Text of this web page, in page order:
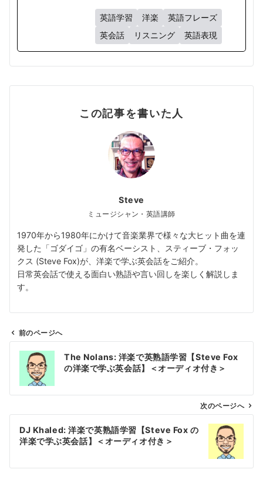
英語学習 洋楽
英語フレーズ
英会話
リスニング 英語表現
この記事を書いた人
Steve
ミュージシャン・英語講師
1970年から1980年にかけて音楽業界で様々な大ヒット曲を連
発した「ゴダイゴ」の有名ベーシスト、スティーブ・フォッ
クス (Steve Fox)が、洋楽で学ぶ英会話をご紹介。
日常英会話で使える面白い熟語や言い回しを楽しく解説しま
す。
ン
前のページへ
The Nolans: 洋楽で英熟語学習【Steve Fox
の洋楽で学ぶ英会話】＜オーディオ付き＞
次のページへ
DJ Khaled: 洋楽で英熟語学習【Steve Fox の
洋楽で学ぶ英会話】＜オーディオ付き＞